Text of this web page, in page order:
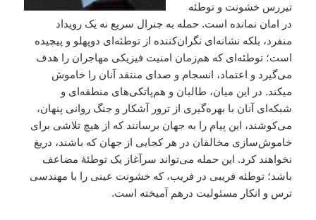
تیررس خشونت و توطئه
در امان نمانده است. حمله به جنرال سریع نه یک رویداد
منفرد، بلکه نشانه‌ای نگران‌کننده از توطئه‌ای دوپهلو و پیچیده
است؛ توطئه‌ای که هم‌زمان امنیت فیزیکی مهاجران را هدف
می‌گیرد و اعتماد، انسجام و صدای منتقد آنان را خاموش
میکند. در این میان، طالبان و هم‌پاتکی‌های منطقه‌ای و
شبکه‌ای‌ آنان با بهره‌گیری از ترور آشکار و جنگ روانی پنهان،
می‌کوشند، این پیام را به جهان برسانند که از هیچ تلاشی برای
خاموش‌سازی مخالفان در هر کجایی از جهان که باشند، دریغ
نخواهند کرد. این حمله می‌تواند سرآغاز یک توطئهٔ مضاعف
باشد؛ توطئه فریبی در فریب، که خشونت عینی را با مهندسی
ترس و انکار مسئولیت درهم آمیخته است.